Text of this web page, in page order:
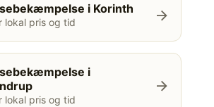
i Korinth
lokal pris og tid arrow_forward
i
lokal pris og tid
arrow_forward